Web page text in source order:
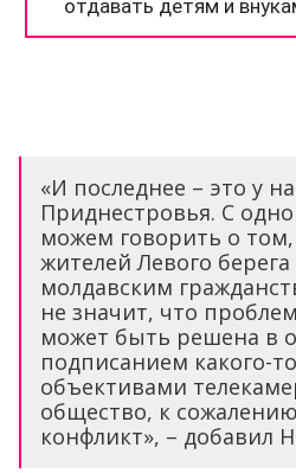
«И последнее – это у
Приднестровья. С
можем говорить о
жителей Левого
молдавским
не значит, что
может быть решена в
подписанием какого-
объективами
общество, к
конфликт», – добавил